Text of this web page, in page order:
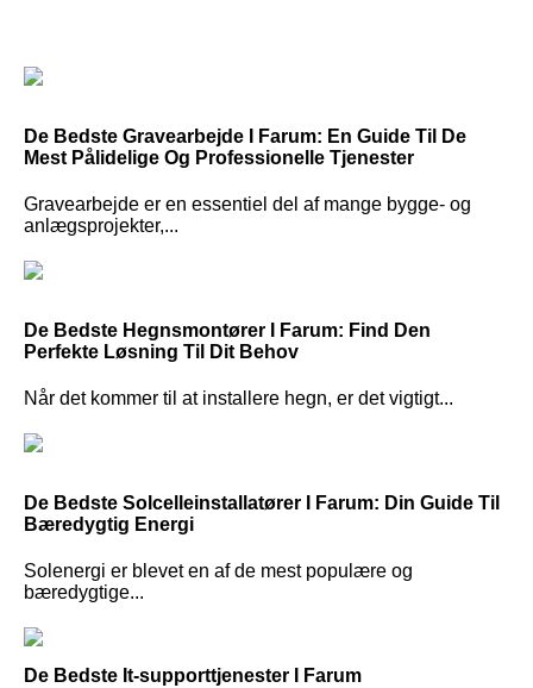
De Bedste Gravearbejde I Farum: En Guide Til De
Mest Pålidelige Og Professionelle Tjenester
Gravearbejde er en essentiel del af mange bygge- og
anlægsprojekter,...
De Bedste Hegnsmontører I Farum: Find Den
Perfekte Løsning Til Dit Behov
Når det kommer til at installere hegn, er det vigtigt...
De Bedste Solcelleinstallatører I Farum: Din Guide Til
Bæredygtig Energi
Solenergi er blevet en af de mest populære og
bæredygtige...
De Bedste It-supporttjenester I Farum